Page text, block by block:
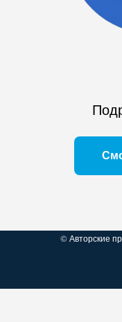
© Авторские